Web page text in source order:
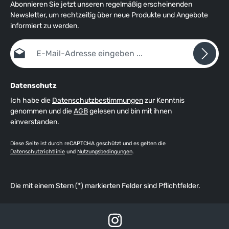
Abonnieren Sie jetzt unseren regelmäßig erscheinenden
Newsletter, um rechtzeitig über neue Produkte und Angebote
informiert zu werden.
E-Mail-Adresse*
Datenschutz
Ich habe die Datenschutzbestimmungenzur Kenntnis
genommen und dieAGBgelesen und bin mit ihnen
einverstanden.
Diese Seite ist durch reCAPTCHA geschützt und es gelten die
Datenschutzrichtlinie und Nutzungsbedingungen.
Die mit einem Stern (*) markierten Felder sind Pflichtfelder.